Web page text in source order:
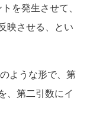
を発生させて、
映させる、とい
のような形で、第
、第二引数にイ